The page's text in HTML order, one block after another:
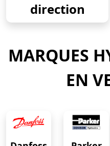
direction
MARQUES
EN